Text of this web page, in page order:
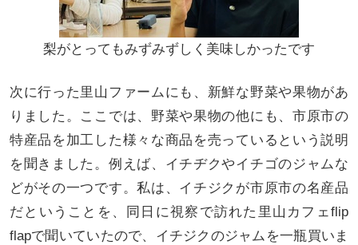
梨がとってもみずみずしく美味しかったです
次に行った里山ファームにも、新鮮な野菜や果物があ
りました。ここでは、野菜や果物の他にも、市原市の
特産品を加工した様々な商品を売っているという説明
を聞きました。例えば、イチヂクやイチゴのジャムな
どがその一つです。私は、イチジクが市原市の名産品
だということを、同日に視察で訪れた里山カフェflip
flapで聞いていたので、イチジクのジャムを一瓶買いま